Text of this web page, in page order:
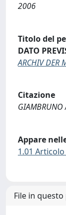
2006
Titolo del
DATO
ARCHIV DER
Citazione
Appare
1.01
File in